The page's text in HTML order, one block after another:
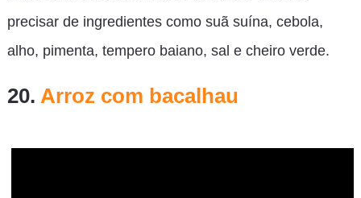
precisar de ingredientes como suã suína, cebola,
alho, pimenta, tempero baiano, sal e cheiro verde.
20. Arroz com bacalhau